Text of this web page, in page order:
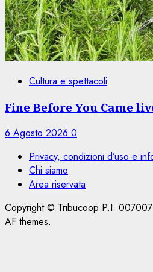
Cultura e spettacoli
Fine Before You Came
6 Agosto 2026 0
Privacy, condizioni d’uso e
Chi siamo
Area riservata
Copyright © Tribucoop P.I.
AF themes.